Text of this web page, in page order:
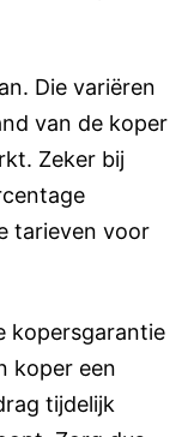
Die variëren
van de koper
Zeker bij
tarieven voor
kopersgarantie
koper een
tijdelijk